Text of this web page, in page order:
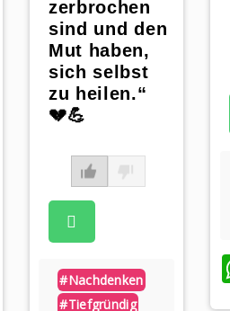
zerbrochen
sind und den
Mut haben,
sich selbst
zu heilen.“
💔💪
#nachdenken
#tiefgründig